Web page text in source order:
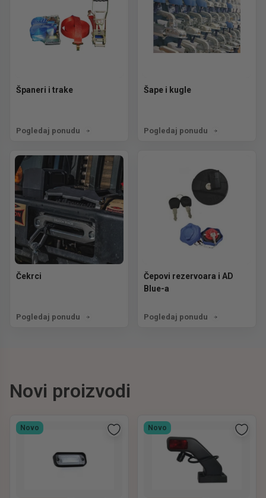
Španeri i trake
Pogledaj ponudu
Šape i kugle
Pogledaj ponudu
Čekrci
Pogledaj ponudu
Čepovi rezervoara i AD
Blue-a
Pogledaj ponudu
Novi proizvodi
Novo Novo